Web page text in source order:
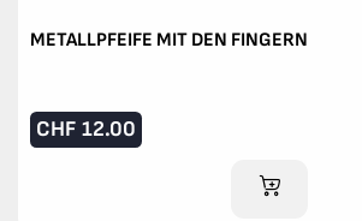
METALLPFEIFE MIT DEN FINGERN
CHF 12.00
IM WARENKORB